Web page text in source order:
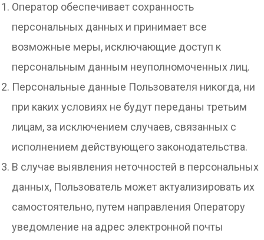
Оператор обеспечивает сохранность
персональных данных и принимает все
возможные меры, исключающие доступ к
персональным данным неуполномоченных лиц.
Персональные данные Пользователя никогда, ни
при каких условиях не будут переданы третьим
лицам, за исключением случаев, связанных с
исполнением действующего законодательства.
В случае выявления неточностей в персональных
данных, Пользователь может актуализировать их
самостоятельно, путем направления Оператору
уведомление на адрес электронной почты